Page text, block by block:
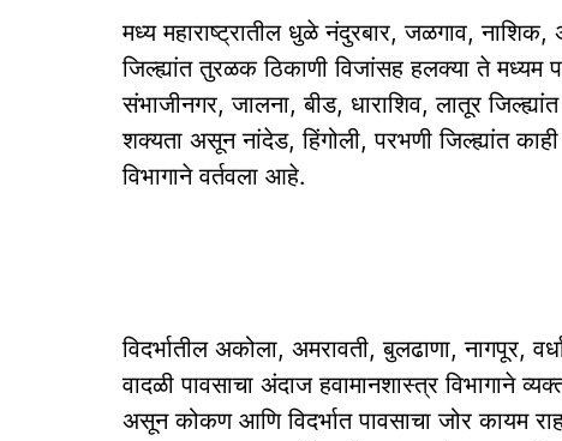
मध्य महाराष्ट्रातील धुळे नंदुरबार, जळगाव, नाशिक,
जिल्ह्यांत तुरळक ठिकाणी विजांसह हलक्या ते मध्यम
संभाजीनगर, जालना, बीड, धाराशिव, लातूर
शक्यता असून नांदेड, हिंगोली, परभणी जिल्ह्यांत काही
विभागाने वर्तवला आहे.
विदर्भातील अकोला, अमरावती, बुलढाणा, नागपूर,
वादळी पावसाचा अंदाज हवामानशास्त्र विभागाने
असून कोकण आणि विदर्भात पावसाचा जोर कायम